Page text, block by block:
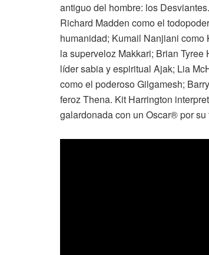
antiguo del hombre: los
Richard Madden como el
humanidad; Kumail Nanjiani
la superveloz Makkari; Brian
líder sabia y espiritual Ajak; Lia
como el poderoso Gilgamesh;
feroz Thena. Kit Harrington
galardonada con un Oscar® por su